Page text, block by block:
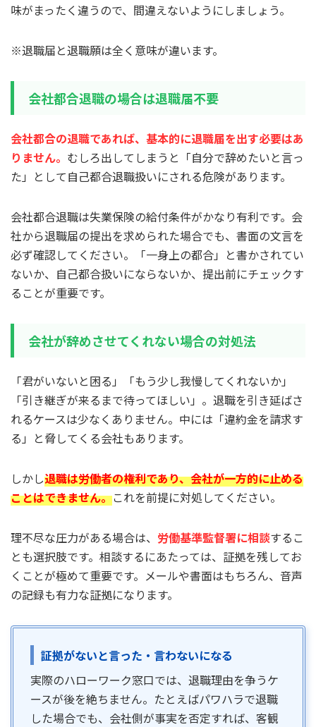
味がまったく違うので、間違えないようにしましょう。
※退職届と退職願は全く意味が違います。
会社都合退職の場合は退職届不要
会社都合の退職であれば、基本的に退職届を出す必要はあ
りません。 むしろ出してしまうと「自分で辞めたいと言っ
た」として自己都合退職扱いにされる危険があります。
会社都合退職は失業保険の給付条件がかなり有利です。会
社から退職届の提出を求められた場合でも、書面の文言を
必ず確認してください。「一身上の都合」と書かされてい
ないか、自己都合扱いにならないか、提出前にチェックす
ることが重要です。
会社が辞めさせてくれない場合の対処法
「君がいないと困る」「もう少し我慢してくれないか」
「引き継ぎが来るまで待ってほしい」。退職を引き延ばさ
れるケースは少なくありません。中には「違約金を請求す
る」と脅してくる会社もあります。
しかし退職は労働者の権利であり、会社が一方的に止める
ことはできません。これを前提に対処してください。
理不尽な圧力がある場合は、 労働基準監督署に相談するこ
とも選択肢です。相談するにあたっては、証拠を残してお
くことが極めて重要です。メールや書面はもちろん、音声
の記録も有力な証拠になります。
証拠がないと言った・言わないになる
実際のハローワーク窓口では、退職理由を争うケ
ースが後を絶ちません。たとえばパワハラで退職
した場合でも、会社側が事実を否定すれば、客観